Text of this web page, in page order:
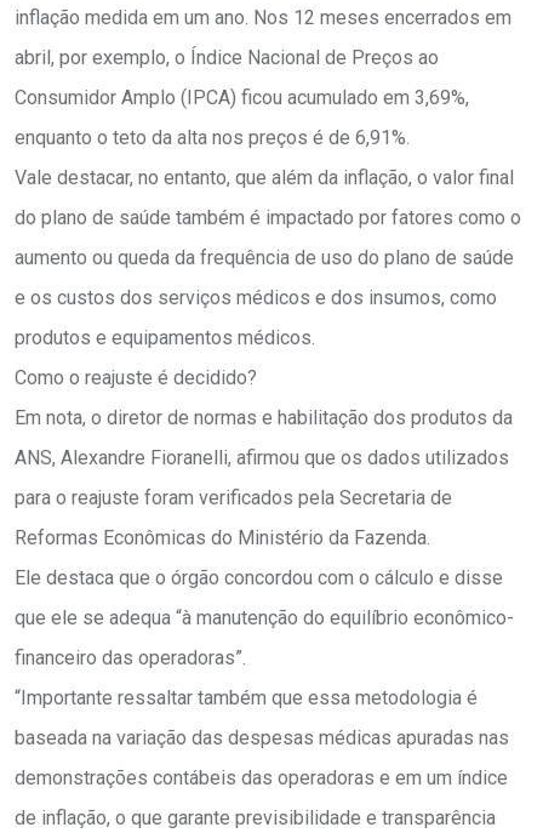
inflação medida em um ano. Nos 12 meses encerrados em
abril, por exemplo, o Índice Nacional de Preços ao
Consumidor Amplo (IPCA) ficou acumulado em 3,69%,
enquanto o teto da alta nos preços é de 6,91%.
Vale destacar, no entanto, que além da inflação, o valor final
do plano de saúde também é impactado por fatores como o
aumento ou queda da frequência de uso do plano de saúde
e os custos dos serviços médicos e dos insumos, como
produtos e equipamentos médicos.
Como o reajuste é decidido?
Em nota, o diretor de normas e habilitação dos produtos da
ANS, Alexandre Fioranelli, afirmou que os dados utilizados
para o reajuste foram verificados pela Secretaria de
Reformas Econômicas do Ministério da Fazenda.
Ele destaca que o órgão concordou com o cálculo e disse
que ele se adequa “à manutenção do equilíbrio econômico-
financeiro das operadoras”.
“Importante ressaltar também que essa metodologia é
baseada na variação das despesas médicas apuradas nas
demonstrações contábeis das operadoras e em um índice
de inflação, o que garante previsibilidade e transparência